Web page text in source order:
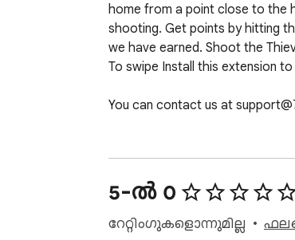
home from a point close to the
shooting. Get points by hitting
we have earned. Shoot the
To swipe Install this extension
You can contact us at
you can play again and if you
5-ൽ 0
റേറ്റിംഗുകളൊന്നുമില്ല